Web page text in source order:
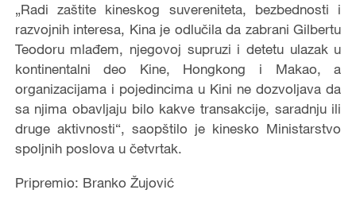
„Radi zaštite kineskog suvereniteta, bezbednosti i
razvojnih interesa, Kina je odlučila da zabrani Gilbertu
Teodoru mlađem, njegovoj supruzi i detetu ulazak u
kontinentalni deo Kine, Hongkong i Makao, a
organizacijama i pojedincima u Kini ne dozvoljava da
sa njima obavljaju bilo kakve transakcije, saradnju ili
druge aktivnosti“, saopštilo je kinesko Ministarstvo
spoljnih poslova u četvrtak.
Pripremio: Branko Žujović